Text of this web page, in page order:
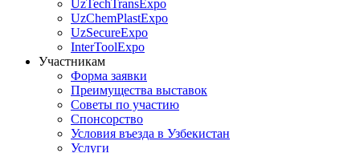
UzTechTransExpo
UzChemPlastExpo
UzSecureExpo
InterToolExpo
Участникам
Форма заявки
Преимущества выставок
Советы по участию
Спонсорство
Условия въезда в Узбекистан
Услуги